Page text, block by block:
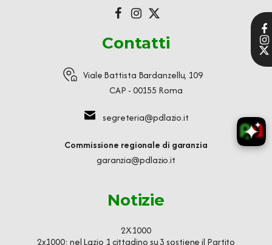
Contatti
Viale Battista Bardanzellu, 109
CAP - 00155 Roma
segreteria@pdlazio.it
Commissione regionale di garanzia
garanzia@pdlazio.it
Notizie
2X1000
2x1000: nel Lazio 1 cittadino su 3 sostiene il Partito